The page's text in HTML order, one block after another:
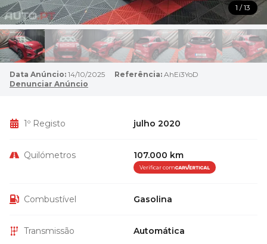
1 / 13
Data Anúncio: 14/10/2025 Referência: AhEi3YoD
Denunciar Anúncio
1º Registo julho 2020
Quilómetros 107.000 km
Verificar com
Combustível Gasolina
Transmissão Automática